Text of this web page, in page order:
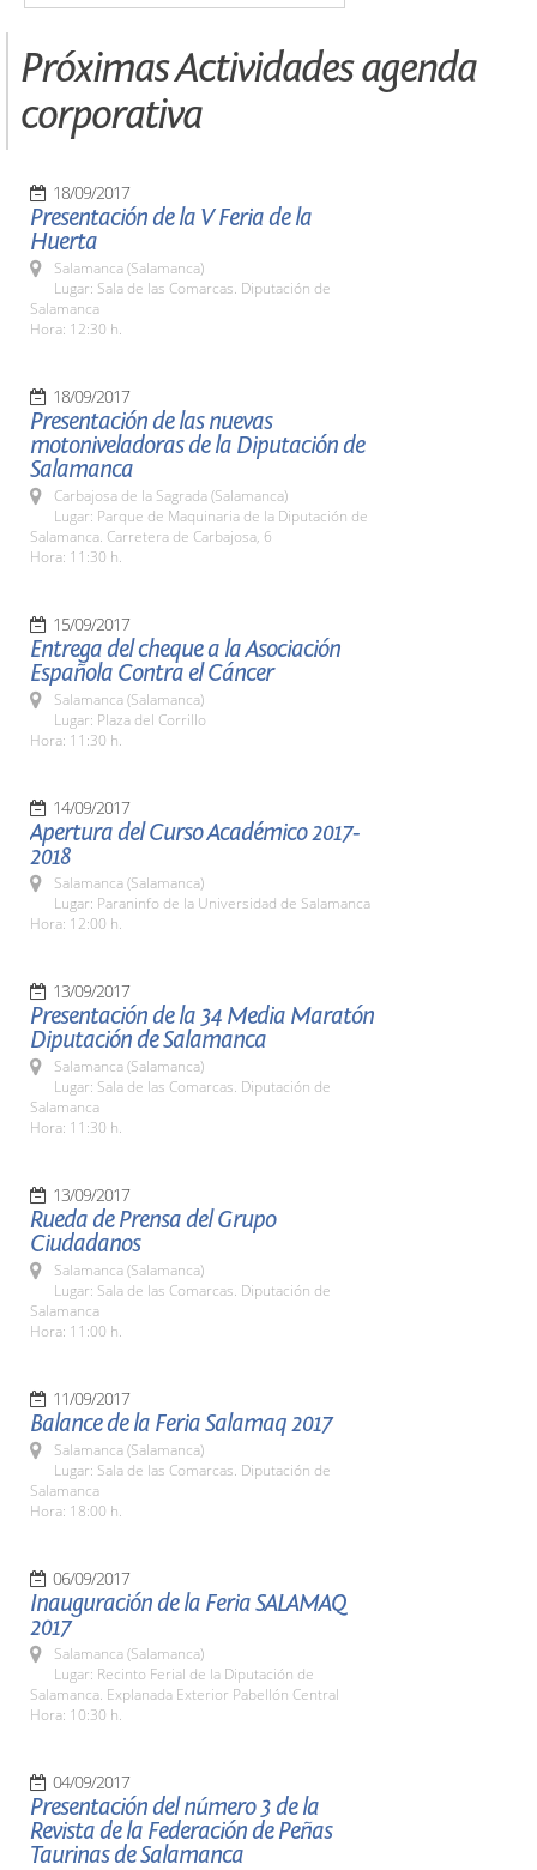
Próximas Actividades agenda
corporativa
18/09/2017
Presentación de la V Feria de la
Huerta
Salamanca (Salamanca)
Lugar: Sala de las Comarcas. Diputación de
Salamanca
Hora: 12:30 h.
18/09/2017
Presentación de las nuevas
motoniveladoras de la Diputación de
Salamanca
Carbajosa de la Sagrada (Salamanca)
Lugar: Parque de Maquinaria de la Diputación de
Salamanca. Carretera de Carbajosa, 6
Hora: 11:30 h.
15/09/2017
Entrega del cheque a la Asociación
Española Contra el Cáncer
Salamanca (Salamanca)
Lugar: Plaza del Corrillo
Hora: 11:30 h.
14/09/2017
Apertura del Curso Académico 2017-
2018
Salamanca (Salamanca)
Lugar: Paraninfo de la Universidad de Salamanca
Hora: 12:00 h.
13/09/2017
Presentación de la 34 Media Maratón
Diputación de Salamanca
Salamanca (Salamanca)
Lugar: Sala de las Comarcas. Diputación de
Salamanca
Hora: 11:30 h.
13/09/2017
Rueda de Prensa del Grupo
Ciudadanos
Salamanca (Salamanca)
Lugar: Sala de las Comarcas. Diputación de
Salamanca
Hora: 11:00 h.
11/09/2017
Balance de la Feria Salamaq 2017
Salamanca (Salamanca)
Lugar: Sala de las Comarcas. Diputación de
Salamanca
Hora: 18:00 h.
06/09/2017
Inauguración de la Feria SALAMAQ
2017
Salamanca (Salamanca)
Lugar: Recinto Ferial de la Diputación de
Salamanca. Explanada Exterior Pabellón Central
Hora: 10:30 h.
04/09/2017
Presentación del número 3 de la
Revista de la Federación de Peñas
Taurinas de Salamanca